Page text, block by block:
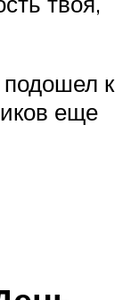
к
еще